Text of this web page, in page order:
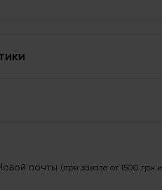
почты (при заказе от 1500 грн и